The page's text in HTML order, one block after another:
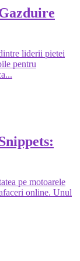
liderii pietei
pentru
pe motoarele
online. Unul